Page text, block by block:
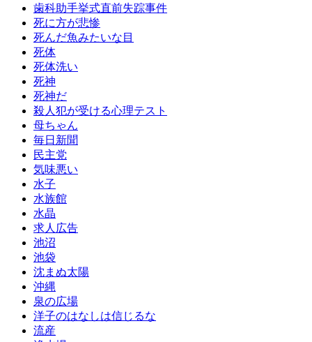
歯科助手挙式直前失踪事件
死に方が悲惨
死んだ魚みたいな目
死体
死体洗い
死神
死神だ
殺人犯が受ける心理テスト
母ちゃん
毎日新聞
民主党
気味悪い
水子
水族館
水晶
求人広告
池沼
池袋
沈まぬ太陽
沖縄
泉の広場
洋子のはなしは信じるな
流産